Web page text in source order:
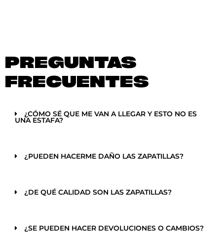
PREGUNTAS
FRECUENTES
¿CÓMO SÉ QUE ME VAN A LLEGAR Y ESTO NO ES
UNA ESTAFA?
¿PUEDEN HACERME DAÑO LAS ZAPATILLAS?
¿DE QUÉ CALIDAD SON LAS ZAPATILLAS?
¿SE PUEDEN HACER DEVOLUCIONES O CAMBIOS?